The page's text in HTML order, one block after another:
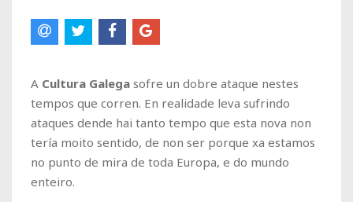
A Cultura Galega sofre un dobre ataque nestes
tempos que corren. En realidade leva sufrindo
ataques dende hai tanto tempo que esta nova non
tería moito sentido, de non ser porque xa estamos
no punto de mira de toda Europa, e do mundo
enteiro.